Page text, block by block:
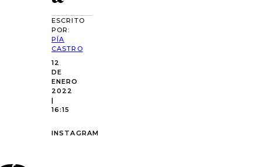
ESCRITO
POR:
PÍA
CASTRO
12
DE
ENERO
2022
|
16:15
INSTAGRAM